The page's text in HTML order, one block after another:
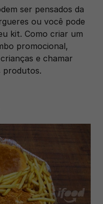
ser pensados da
ou você pode
kit. Como criar um
promocional,
e chamar
produtos.